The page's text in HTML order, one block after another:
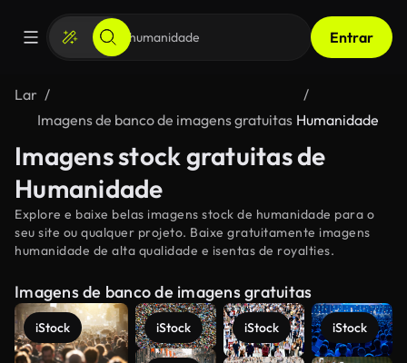
Entrar
Lar
Imagens de banco de imagens gratuitas Humanidade
Imagens stock gratuitas de
Humanidade
Explore e baixe belas imagens stock de humanidade para o
seu site ou qualquer projeto. Baixe gratuitamente imagens
humanidade de alta qualidade e isentas de royalties.
Imagens de banco de imagens gratuitas
iStock iStock iStock iStock